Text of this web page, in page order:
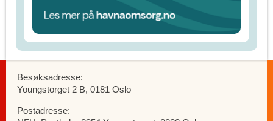
Besøksadresse:
Youngstorget 2 B, 0181 Oslo
Postadresse: